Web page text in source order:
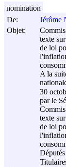
De:
Jérôme
Objet:
texte
de loi
A la
30
par le
texte
de loi
Députés
nomination